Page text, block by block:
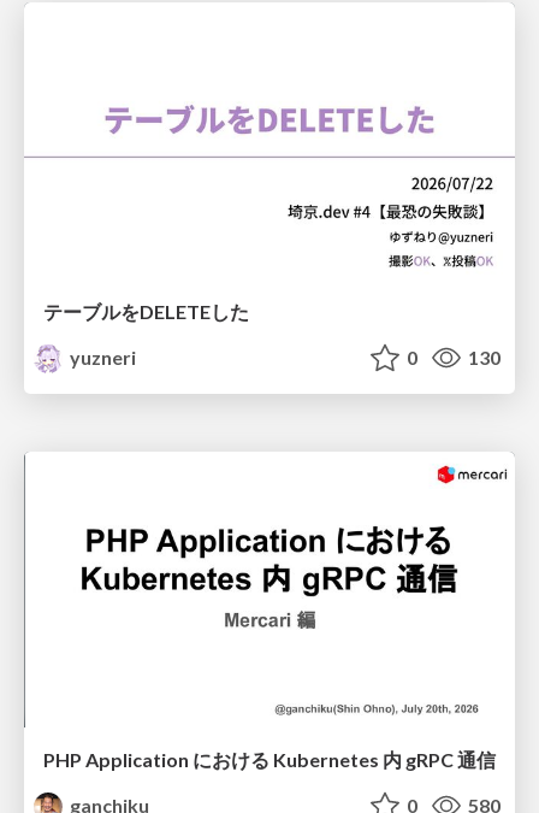
テーブルをDELETEした
yuzneri
0 130
PHP Application における Kubernetes 内 gRPC 通信
ganchiku
0 580